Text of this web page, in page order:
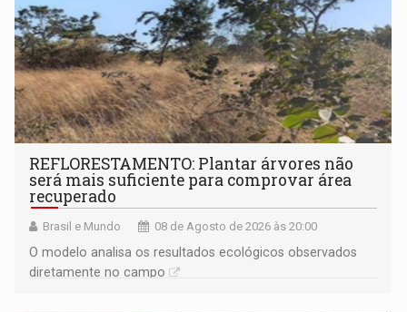
REFLORESTAMENTO: Plantar árvores não
será mais suficiente para comprovar área
recuperado
Brasil e Mundo 08 de Agosto de 2026 às 20:00
O modelo analisa os resultados ecológicos observados
diretamente no campo